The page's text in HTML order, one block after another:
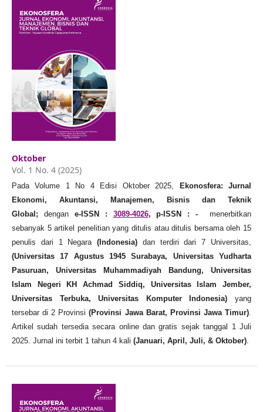
Oktober
Vol. 1 No. 4 (2025)
Pada Volume 1 No 4 Edisi Oktober 2025,
Ekonosfera: Jurnal
Ekonomi, Akuntansi, Manajemen, Bisnis dan Teknik
Global; dengan e-ISSN : 3089-4026, p-ISSN : - menerbitkan
sebanyak 5 artikel penelitian yang ditulis atau ditulis bersama oleh 15
penulis dari 1 Negara(Indonesia) dan terdiri dari 7 Universitas,
(Universitas 17 Agustus 1945 Surabaya, Universitas Yudharta
Pasuruan, Universitas Muhammadiyah Bandung, Universitas
Islam Negeri KH Achmad Siddiq, Universitas Islam Jember,
Universitas Terbuka, Universitas Komputer Indonesia)yang
tersebar di 2 Provinsi (Provinsi Jawa Barat, Provinsi Jawa Timur)
Artikel sudah tersedia secara online dan gratis sejak tanggal 1 Juli
2025. Jurnal ini terbit 1 tahun 4 kali (Januari, April, Juli, & Oktober).